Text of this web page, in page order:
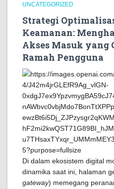
UNCATEGORIZED
Strategi
Keamanan:
Akses Masuk yang
Ramah Pengguna
Di dalam ekosistem digital
dinamika saat ini, halaman
gateway) memegang